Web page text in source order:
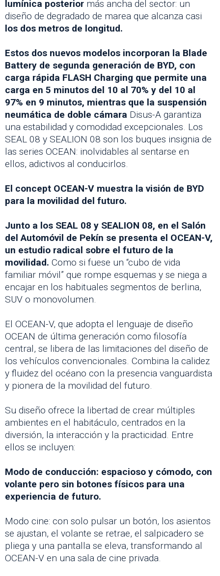
lumínica posterior más ancha del sector: un
diseño de degradado de marea que alcanza casi
los dos metros de longitud.
Estos dos nuevos modelos incorporan la Blade
Battery de segunda generación de BYD, con
carga rápida FLASH Charging que permite una
carga en 5 minutos del 10 al 70% y del 10 al
97% en 9 minutos, mientras que la suspensión
neumática de doble cámara Disus-A garantiza
una estabilidad y comodidad excepcionales. Los
SEAL 08 y SEALION 08 son los buques insignia de
las series OCEAN: inolvidables al sentarse en
ellos, adictivos al conducirlos.
El concept OCEAN-V muestra la visión de BYD
para la movilidad del futuro.
Junto a los SEAL 08 y SEALION 08, en el Salón
del Automóvil de Pekín se presenta el OCEAN-V,
un estudio radical sobre el futuro de la
movilidad. Como si fuese un “cubo de vida
familiar móvil” que rompe esquemas y se niega a
encajar en los habituales segmentos de berlina,
SUV o monovolumen.
El OCEAN-V, que adopta el lenguaje de diseño
OCEAN de última generación como filosofía
central, se libera de las limitaciones del diseño de
los vehículos convencionales. Combina la calidez
y fluidez del océano con la presencia vanguardista
y pionera de la movilidad del futuro.
Su diseño ofrece la libertad de crear múltiples
ambientes en el habitáculo, centrados en la
diversión, la interacción y la practicidad. Entre
ellos se incluyen:
Modo de conducción: espacioso y cómodo, con
volante pero sin botones físicos para una
experiencia de futuro.
Modo cine: con solo pulsar un botón, los asientos
se ajustan, el volante se retrae, el salpicadero se
pliega y una pantalla se eleva, transformando al
OCEAN-V en una sala de cine privada.